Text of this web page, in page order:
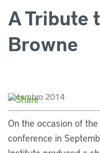
A Tribute
Browne
Setembro 2014
On the occasion of
conference in